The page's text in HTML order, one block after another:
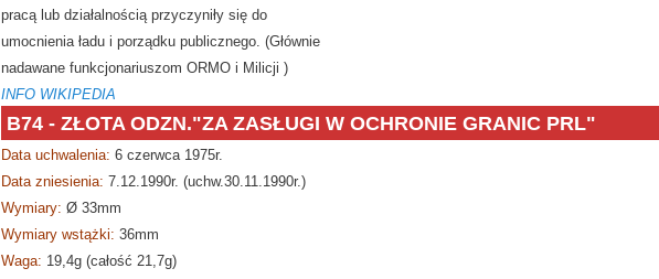
pracą lub działalnością przyczyniły się do
umocnienia ładu i porządku publicznego. (Głównie
nadawane funkcjonariuszom ORMO i Milicji )
INFO WIKIPEDIA
B74 - ZŁOTA ODZN."ZA ZASŁUGI W OCHRONIE GRANIC PRL"
Data uchwalenia: 6 czerwca 1975r.
Data zniesienia: 7.12.1990r. (uchw.30.11.1990r.)
Wymiary: Ø 33mm
Wymiary wstążki: 36mm
Waga: 19,4g (całość 21,7g)